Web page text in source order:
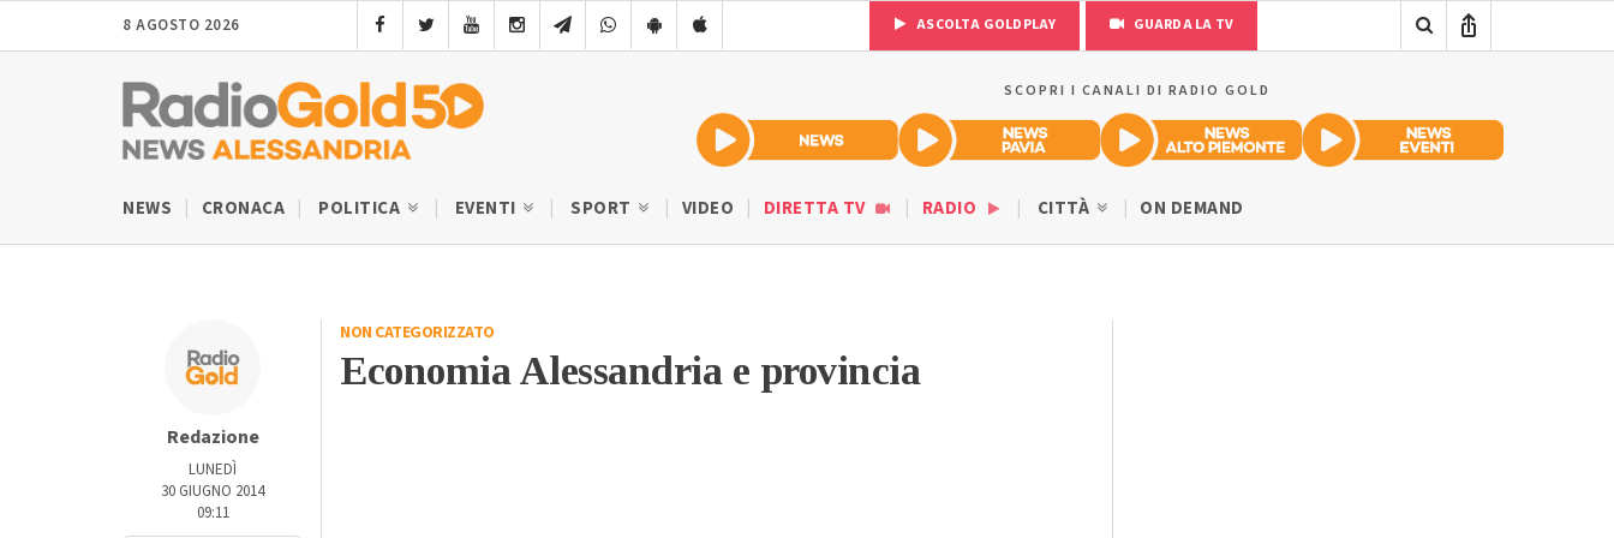
8 AGOSTO 2026 ASCOLTA GOLDPLAY GUARDA LA TV
SCOPRI I CANALI DI RADIO GOLD
NEWS CRONACA POLITICA EVENTI SPORT VIDEO DIRETTA TV RADIO CITTÀ ON DEMAND
Redazione
LUNEDÌ
30 GIUGNO 2014
09:11
NON CATEGORIZZATO
Economia Alessandria e provincia